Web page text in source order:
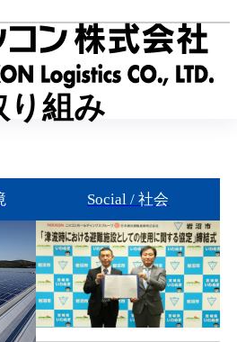
り組み
Social / 社会